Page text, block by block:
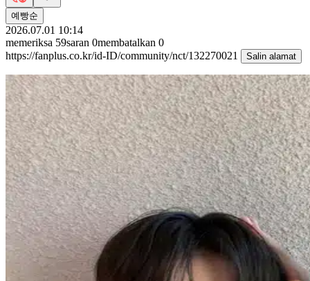
예빵순
2026.07.01 10:14
memeriksa 59saran 0membatalkan 0
https://fanplus.co.kr/id-ID/community/nct/132270021
Salin alamat